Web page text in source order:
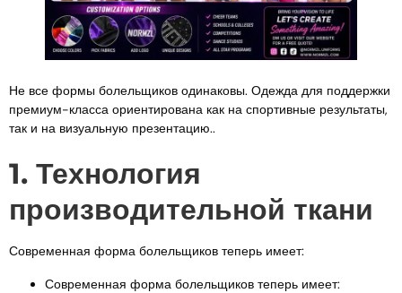
Не все формы болельщиков одинаковы. Одежда для поддержки
премиум-класса ориентирована как на спортивные результаты,
так и на визуальную презентацию..
1. Технология
производительной ткани
Современная форма болельщиков теперь имеет:
Современная форма болельщиков теперь имеет: